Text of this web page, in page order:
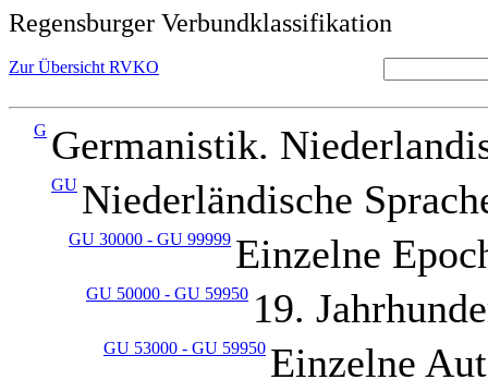
Regensburger Verbundklassifikation
Zur Übersicht RVKO
G Germanistik.
GU Niederländische
GU 30000 - GU 99999 Einzelne
GU 50000 - GU 59950 19.
GU 53000 - GU 59950 Einzelne